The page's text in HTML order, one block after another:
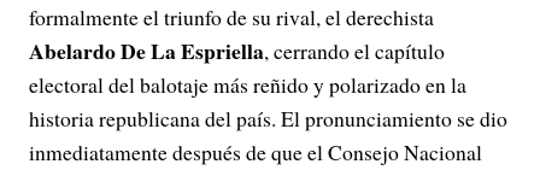
formalmente el triunfo de su rival, el derechista
Abelardo De La Espriella, cerrando el capítulo
electoral del balotaje más reñido y polarizado en la
historia republicana del país. El pronunciamiento se dio
inmediatamente después de que el Consejo Nacional